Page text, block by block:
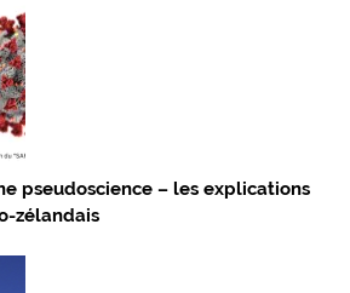
pseudoscience – les explications
zélandais